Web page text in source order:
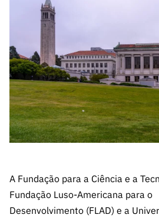
Acesso a dados
estatísticos para
científicos –
INE/DGEEC/FCT
Agenda
Publicações
Estudos e
Estratégico
Documentos de
Apoios
A Fundação para a Ciência e a
Fundação Luso-Americana para o
Desenvolvimento (FLAD) e a